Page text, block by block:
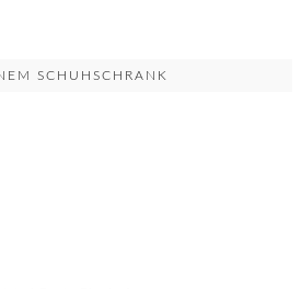
SCHUHSCHRANK